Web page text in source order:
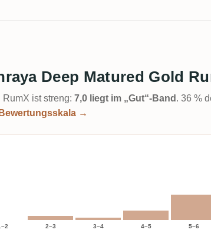
Deep Matured Gold
ist streng: 7,0 liegt im „Gut“-Band . 36 %
→
2–3 3–4 4–5 5–6